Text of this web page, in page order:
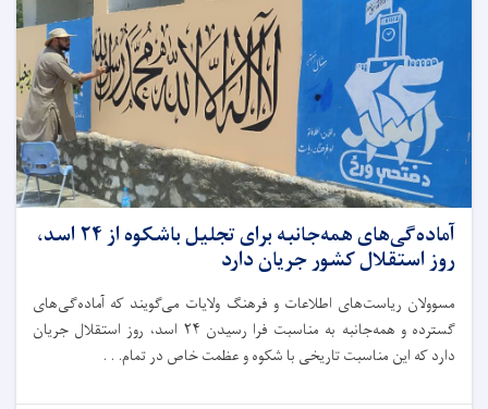
آماده‌گی‌‌های همه‌جانبه برای تجلیل باشکوه از ۲۴ اسد،
روز استقلال کشور جریان دارد
مسوولان ریاست‌های اطلاعات و فرهنگ ولایات می‌گویند که آماده‌گی‌های
گسترده و همه‌جانبه به مناسبت فرا رسیدن ۲۴ اسد، روز استقلال جریان
دارد که این مناسبت تاریخی با شکوه و عظمت خاص در تمام. . .